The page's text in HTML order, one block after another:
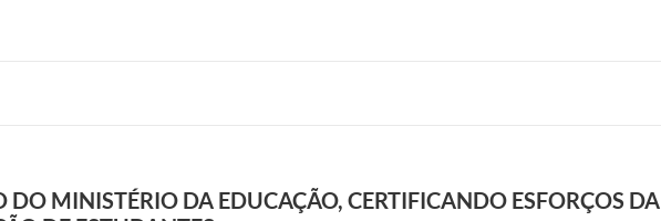
DO MINISTÉRIO DA EDUCAÇÃO, CERTIFICANDO ESFORÇOS DA